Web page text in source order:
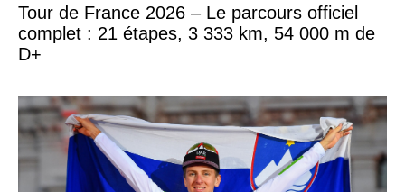
Tour de France 2026 – Le parcours officiel
complet : 21 étapes, 3 333 km, 54 000 m de
D+